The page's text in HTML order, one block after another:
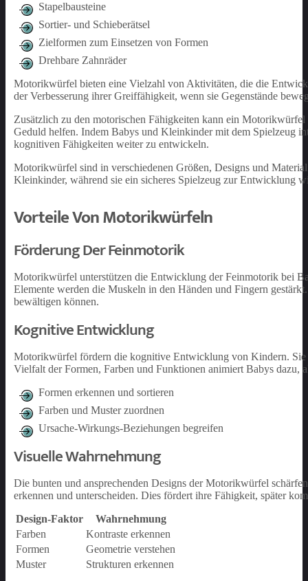
Stapelbausteine
Sortier- und Schieberätsel
Zielformen zum Einsetzen von Formen
Drehbare Zahnräder
Motorikwürfel bieten eine Vielzahl von Aktivitäten, die die
der Verbesserung ihrer Greiffähigkeit, wenn sie Gegenstände
Zusätzlich zu den motorischen Fähigkeiten kann ein
Geduld helfen. Indem Babys und Kleinkinder mit dem Spielzeug
kognitiven Fähigkeiten weiter zu entwickeln.
Motorikwürfel sind in verschiedenen Größen, Designs und
Kleinkinder, während sie ein sicheres Spielzeug zur Entwicklung
Vorteile Von Motorikwürfeln
Förderung Der Feinmotorik
Motorikwürfel unterstützen die Entwicklung der Feinmotorik bei
Elemente werden die Muskeln in den Händen und Fingern
bewältigen können.
Kognitive Entwicklung
Motorikwürfel fördern die kognitive Entwicklung von Kindern. Sie
Vielfalt der Formen, Farben und Funktionen animiert Babys dazu,
Formen erkennen und sortieren
Farben und Muster zuordnen
Ursache-Wirkungs-Beziehungen begreifen
Visuelle Wahrnehmung
Die bunten und ansprechenden Designs der Motorikwürfel
erkennen und unterscheiden. Dies fördert ihre Fähigkeit, später
Design-Faktor
Wahrnehmung
Farben
Kontraste erkennen
Formen
Geometrie verstehen
Muster
Strukturen erkennen